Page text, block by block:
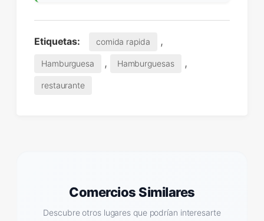
Etiquetas: comida rapida ,
Hamburguesa , Hamburguesas ,
restaurante
Comercios Similares
Descubre otros lugares que podrían interesarte